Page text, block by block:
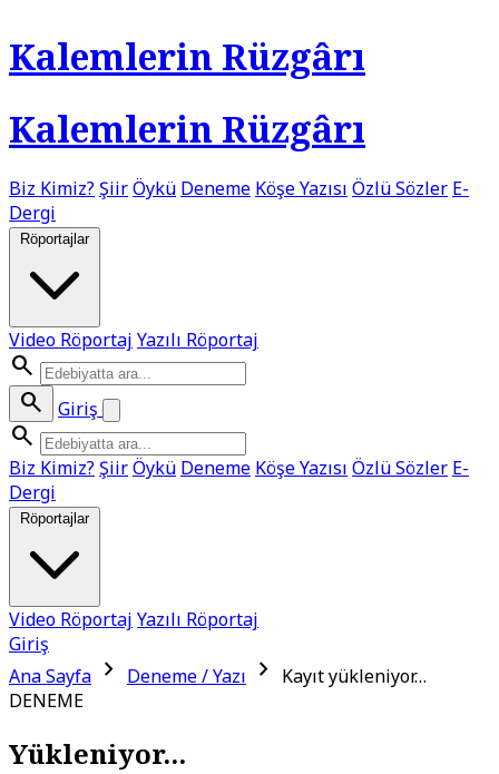
Kalemlerin Rüzgârı
Kalemlerin Rüzgârı
Biz Kimiz? ŞiirÖykü Deneme Köşe Yazısı Özlü Sözler E-
Dergi
Röportajlar
Video Röportaj Yazılı Röportaj
search
search
Giriş
search
Biz Kimiz? ŞiirÖykü Deneme Köşe Yazısı Özlü Sözler E-
Dergi
Röportajlar
Video Röportaj Yazılı Röportaj
Giriş
Ana Sayfa chevron_right Deneme / Yazı chevron_right Kayıt yükleniyor…
DENEME
Yükleniyor...